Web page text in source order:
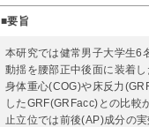
■要旨
本研究では健常男子大学生6
動揺を腰部正中後面に装着
身体重心(COG)や床反力
したGRF(GRFacc)との比較
止立位では前後(AP)成分の